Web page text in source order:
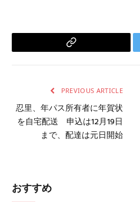
Copy
PREVIOUS ARTICLE
忍里、年パス所有者に年賀状
を自宅配送 申込は12月19日
まで、配達は元日開始
おすすめ